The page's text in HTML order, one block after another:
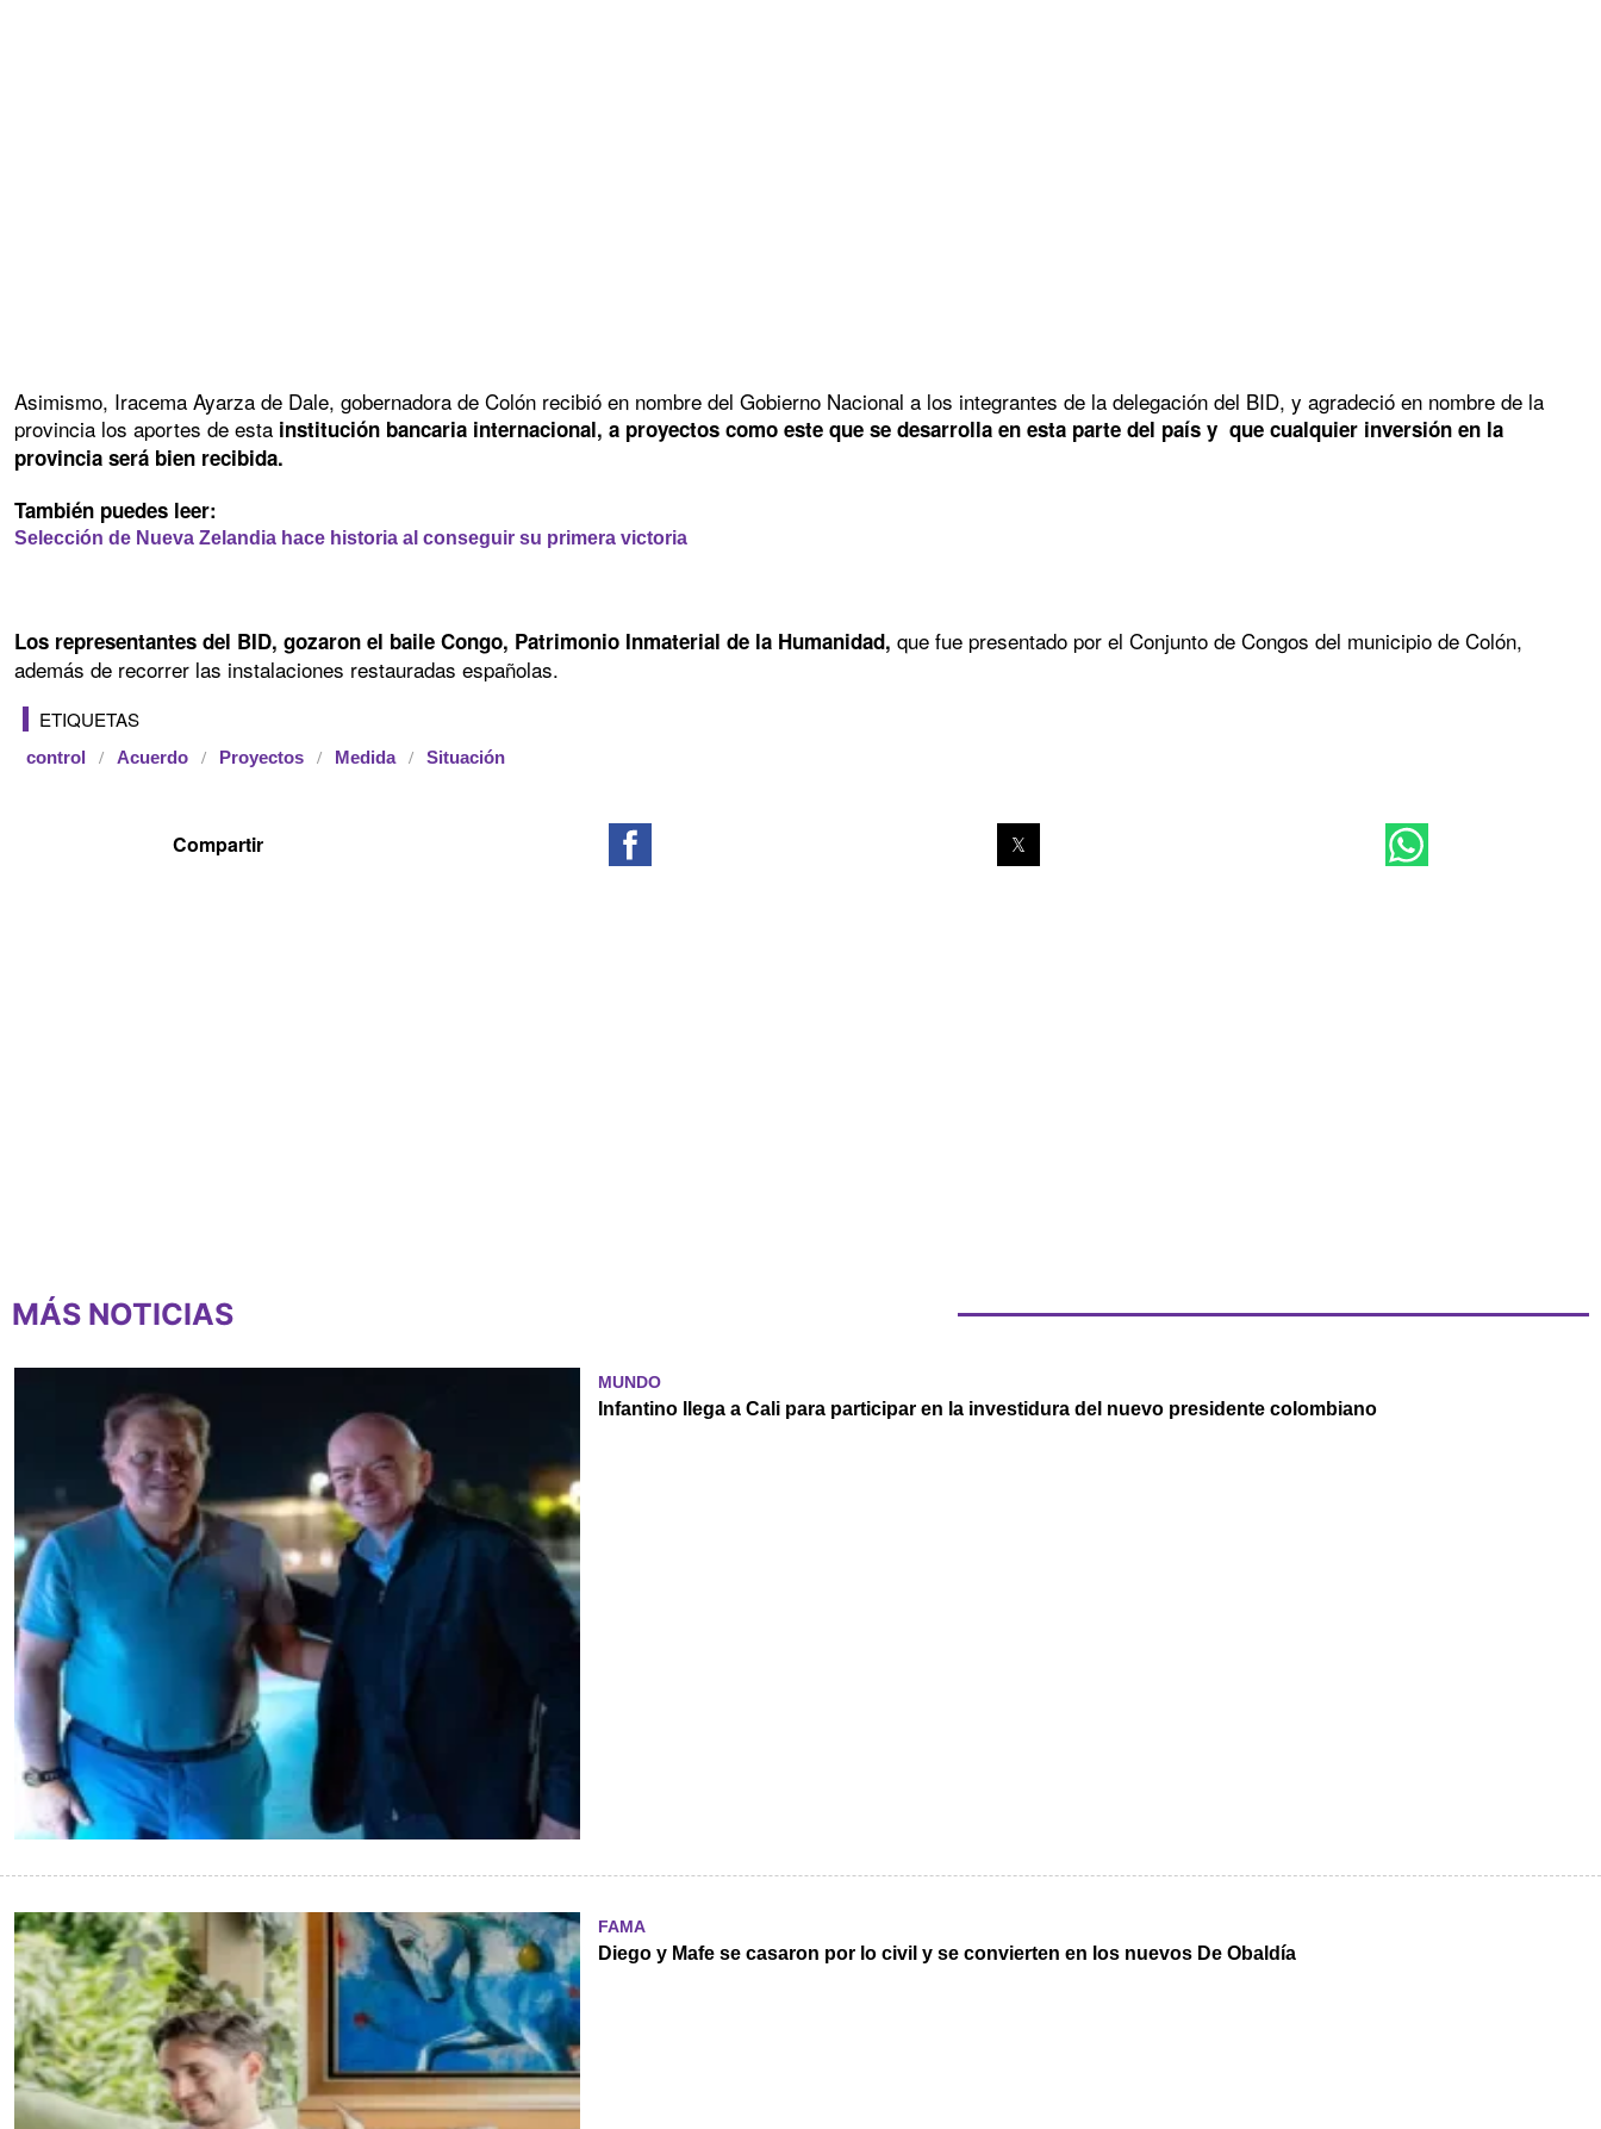
Asimismo, Iracema Ayarza de Dale, gobernadora de Colón recibió en nombre del Gobierno Nacional a los integrantes de la delegación del BID, y agradeció en nombre de la
provincia los aportes de esta institución bancaria internacional, a proyectos como este que se desarrolla en esta parte del país y que cualquier inversión en la
provincia será bien recibida.
También puedes leer:
Selección de Nueva Zelandia hace historia al conseguir su primera victoria
Los representantes del BID, gozaron el baile Congo, Patrimonio Inmaterial de la Humanidad, que fue presentado por el Conjunto de Congos del municipio de Colón,
además de recorrer las instalaciones restauradas españolas.
ETIQUETAS
control Acuerdo Proyectos Medida Situación
MÁS NOTICIAS
MUNDO
Infantino llega a Cali para participar en la investidura del nuevo presidente colombiano
FAMA
Diego y Mafe se casaron por lo civil y se convierten en los nuevos De Obaldía